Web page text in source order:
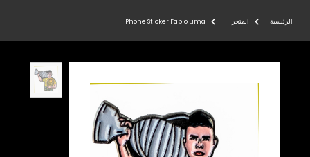
الرئيسية المتجر Phone Sticker Fabio Lima